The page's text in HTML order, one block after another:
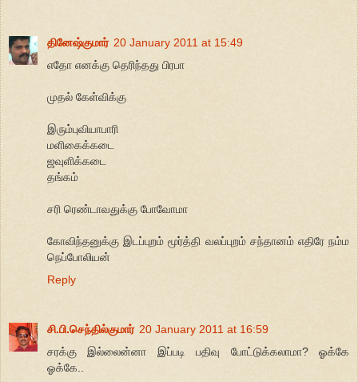
தினேஷ்குமார் 20 January 2011 at 15:49
எதோ எனக்கு தெரிந்தது பிரபா
முதல் கேள்விக்கு
இரும்புவியாபாரி
மளிகைக்கடை
ஜவுளிக்கடை
தங்கம்
சரி ரெண்டாவதுக்கு போவோமா
கோவிந்தனுக்கு இடப்புறம் மூர்த்தி வலப்புறம் சந்தானம் எதிரே நம்ம
நெப்போலியன்
Reply
சி.பி.செந்தில்குமார் 20 January 2011 at 16:59
சரக்கு இல்லைன்னா இப்படி பதிவு போட்டுக்கலாமா? ஓக்கே
ஓக்கே..